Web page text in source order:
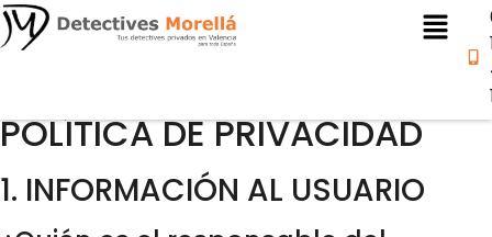
Aviso Legal
POLÍTICA DE PRIVACIDAD
1. INFORMACIÓN AL USUARIO